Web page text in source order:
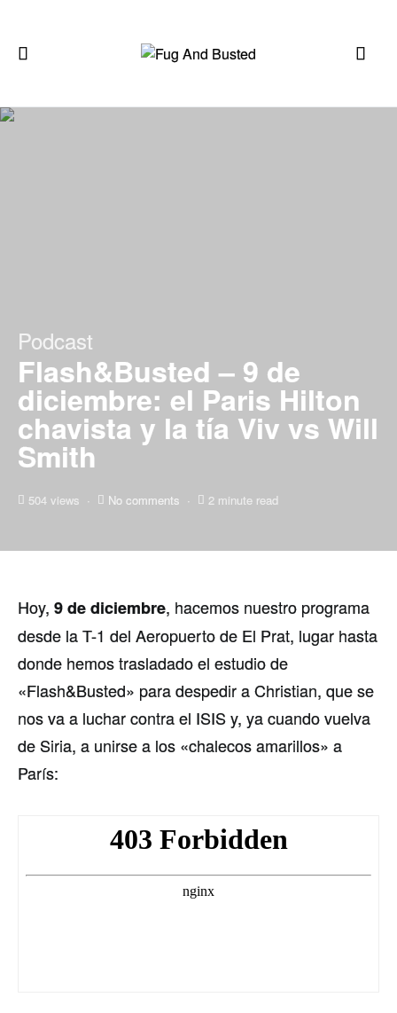
Podcast
Flash&Busted – 9 de
diciembre: el Paris Hilton
chavista y la tía Viv vs Will
Smith
504 views No comments 2 minute read
Hoy, 9 de diciembre, hacemos nuestro programa
desde la T-1 del Aeropuerto de El Prat, lugar hasta
donde hemos trasladado el estudio de
«Flash&Busted» para despedir a Christian, que se
nos va a luchar contra el ISIS y, ya cuando vuelva
de Siria, a unirse a los «chalecos amarillos» a
París: